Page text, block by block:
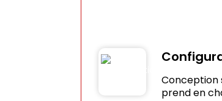
Conception
prend en